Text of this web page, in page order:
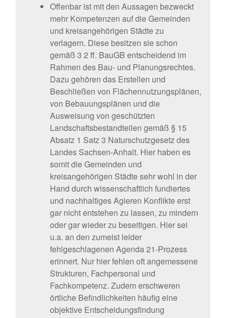
Offenbar ist mit den Aussagen bezweckt
mehr Kompetenzen auf die Gemeinden
und kreisangehörigen Städte zu
verlagern. Diese besitzen sie schon
gemäß 3 2 ff. BauGB entscheidend im
Rahmen des Bau- und Planungsrechtes.
Dazu gehören das Erstellen und
Beschließen von Flächennutzungsplänen,
von Bebauungsplänen und die
Ausweisung von geschützten
Landschaftsbestandteilen gemäß § 15
Absatz 1 Satz 3 Naturschutzgesetz des
Landes Sachsen-Anhalt. Hier haben es
somit die Gemeinden und
kreisangehörigen Städte sehr wohl in der
Hand durch wissenschaftlich fundiertes
und nachhaltiges Agieren Konflikte erst
gar nicht entstehen zu lassen, zu mindern
oder gar wieder zu beseitigen. Hier sei
u.a. an den zumeist leider
fehlgeschlagenen Agenda 21-Prozess
erinnert. Nur hier fehlen oft angemessene
Strukturen, Fachpersonal und
Fachkompetenz. Zudem erschweren
örtliche Befindlichkeiten häufig eine
objektive Entscheidungsfindung